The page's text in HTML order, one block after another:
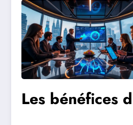
Les bénéfices